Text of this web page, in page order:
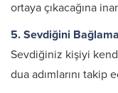
ortaya çıkacağına
5. Sevdiğini
Sevdiğiniz kişiyi
dua adımlarını takip